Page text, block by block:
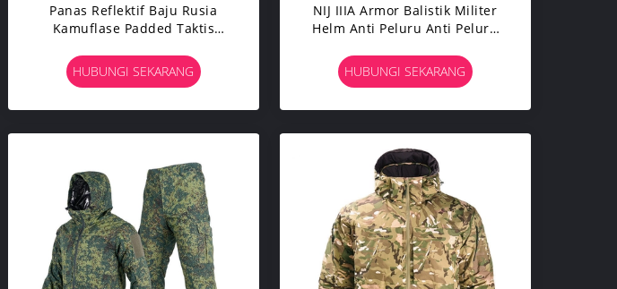
Panas Reflektif Baju Rusia
Kamuflase Padded Taktis
HUBUNGI SEKARANG
NIJ IIIA Armor Balistik Militer
Helm Anti Peluru Anti Peluru
HUBUNGI SEKARANG